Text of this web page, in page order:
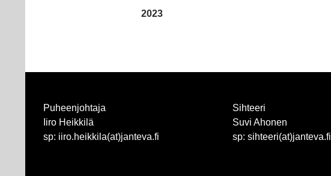
2023
Puheenjohtaja
Iiro Heikkilä
sp: iiro.heikkila(at)janteva.fi
Sihteeri
Suvi Ahonen
sp: sihteeri(at)janteva.fi